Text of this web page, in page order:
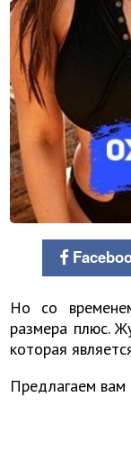
Но со
размера плюс.
которая
Предлагаем вам